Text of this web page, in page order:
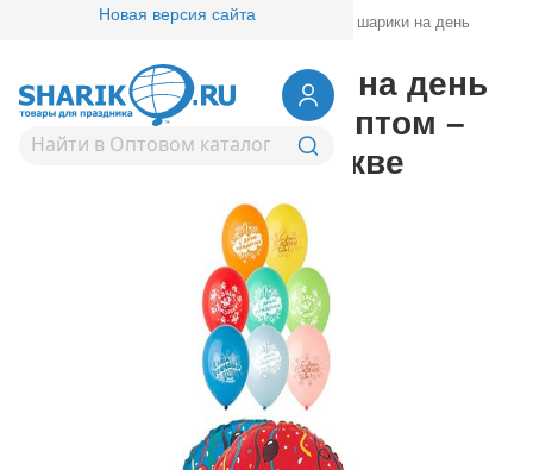
Новая версия сайта
Товары для праздника/
Воздушные шарики на день
Воздушные шарики на день
рождения | купить оптом –
лучшие цены в Москве